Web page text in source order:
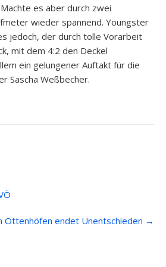
es aber durch zwei
wieder spannend. Youngster
jedoch, der durch tolle Vorarbeit
mit dem 4:2 den Deckel
ein gelungener Auftakt für die
Sascha Weßbecher.
Ottenhöfen endet Unentschieden →